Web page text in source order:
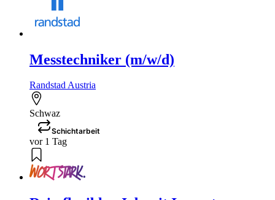
Messtechniker (m/w/d)
Randstad Austria
Schwaz
Schichtarbeit
vor 1 Tag